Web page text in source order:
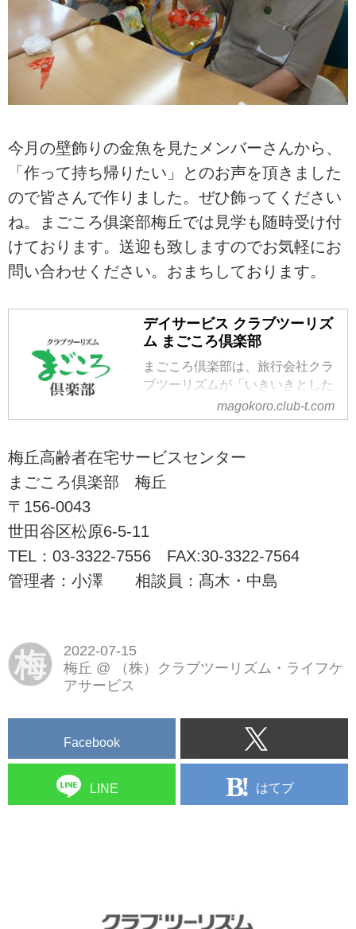
今月の壁飾りの金魚を見たメンバーさんから、
「作って持ち帰りたい」とのお声を頂きました
ので皆さんで作りました。ぜひ飾ってください
ね。まごころ俱楽部梅丘では見学も随時受け付
けております。送迎も致しますのでお気軽にお
問い合わせください。おまちしております。
デイサービス クラブツーリズ
ム まごころ倶楽部
まごころ倶楽部は、旅行会社クラ
ブツーリズムが「いきいきとした
高齢者文化の創造」の実践とし
て、夢や生きがいをあきらめて欲
いる介護施設です。株式会社クラ
ブツーリズム・ライフケアサービ
スが東京都内8カ所でデイサービ
を展開しています。
magokoro.club-t.com
梅丘高齢者在宅サービスセンター
まごころ倶楽部 梅丘
〒156-0043
世田谷区松原6-5-11
TEL：03-3322-7556 FAX:30-3322-7564
管理者：小澤 相談員：髙木・中島
梅
2022-07-15
梅丘 @
（株）クラブツーリズム・ライフケ
アサービス
Facebook
LINE はてブ